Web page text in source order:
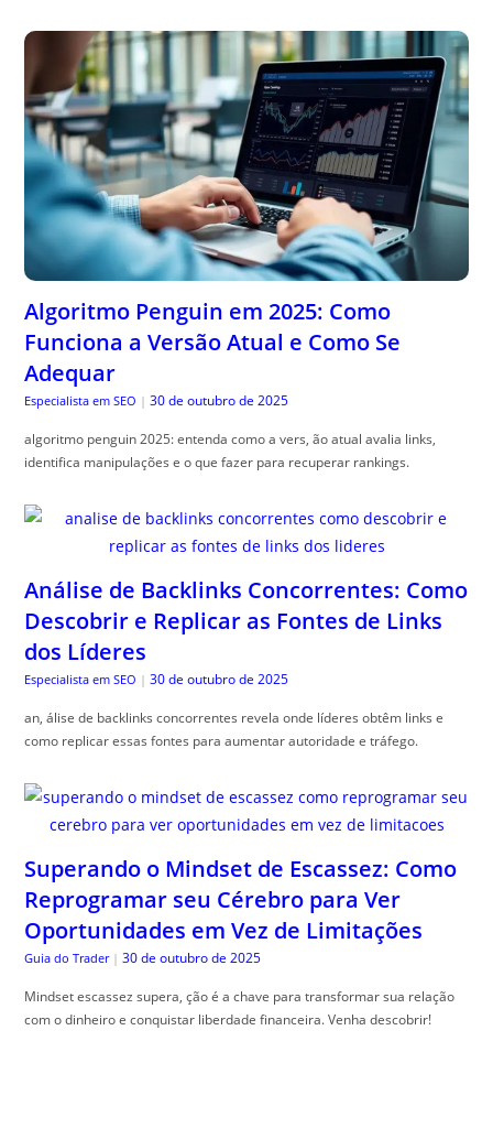
Algoritmo Penguin em 2025: Como
Funciona a Versão Atual e Como Se
Adequar
Especialista em SEO | 30 de outubro de 2025
algoritmo penguin 2025: entenda como a vers, ão atual avalia links,
identifica manipulações e o que fazer para recuperar rankings.
Análise de Backlinks Concorrentes: Como
Descobrir e Replicar as Fontes de Links
dos Líderes
Especialista em SEO | 30 de outubro de 2025
an, álise de backlinks concorrentes revela onde líderes obtêm links e
como replicar essas fontes para aumentar autoridade e tráfego.
Superando o Mindset de Escassez: Como
Reprogramar seu Cérebro para Ver
Oportunidades em Vez de Limitações
Guia do Trader | 30 de outubro de 2025
Mindset escassez supera, ção é a chave para transformar sua relação
com o dinheiro e conquistar liberdade financeira. Venha descobrir!